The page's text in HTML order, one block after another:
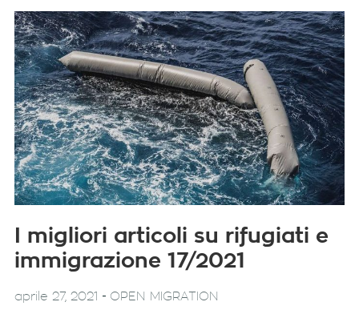
I migliori articoli su rifugiati e
immigrazione 17/2021
aprile 27, 2021 - OPEN MIGRATION